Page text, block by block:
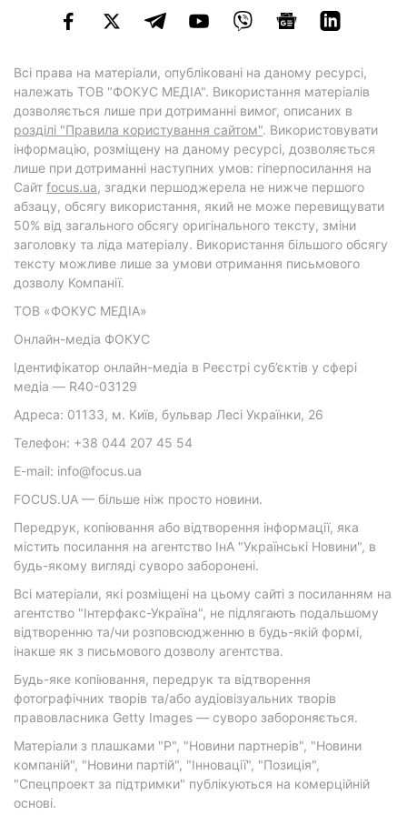
Всі права на матеріали, опубліковані на даному ресурсі,
належать ТОВ "ФОКУС МЕДІА". Використання матеріалів
дозволяється лише при дотриманні вимог, описаних в
розділі "Правила користування сайтом". Використовувати
інформацію, розміщену на даному ресурсі, дозволяється
лише при дотриманні наступних умов: гіперпосилання на
Cайт focus.ua, згадки першоджерела не нижче першого
абзацу, обсягу використання, який не може перевищувати
50% від загального обсягу оригінального тексту, зміни
заголовку та ліда матеріалу. Використання більшого обсягу
тексту можливе лише за умови отримання письмового
дозволу Компанії.
ТОВ «ФОКУС МЕДІА»
Онлайн-медіа ФОКУС
Ідентифікатор онлайн-медіа в Реєстрі суб’єктів у сфері
медіа — R40-03129
Адреса: 01133, м. Київ, бульвар Лесі Українки, 26
Телефон: +38 044 207 45 54
E-mail: info@focus.ua
FOCUS.UA — більше ніж просто новини.
Передрук, копіювання або відтворення інформації, яка
містить посилання на агентство ІнА "Українські Новини", в
будь-якому вигляді суворо заборонені.
Всі матеріали, які розміщені на цьому сайті з посиланням на
агентство "Інтерфакс-Україна", не підлягають подальшому
відтворенню та/чи розповсюдженню в будь-якій формі,
інакше як з письмового дозволу агентства.
Будь-яке копіювання, передрук та відтворення
фотографічних творів та/або аудіовізуальних творів
правовласника Getty Images — суворо забороняється.
Матеріали з плашками "Р", "Новини партнерів", "Новини
компаній", "Новини партій", "Інновації", "Позиція",
"Спецпроект за підтримки" публікуються на комерційній
основі.